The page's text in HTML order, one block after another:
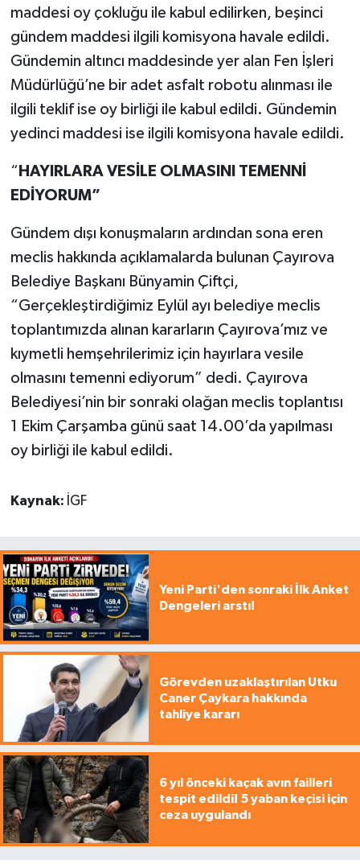
maddesi oy çokluğu ile kabul edilirken, beşinci
gündem maddesi ilgili komisyona havale edildi.
Gündemin altıncı maddesinde yer alan Fen İşleri
Müdürlüğü’ne bir adet asfalt robotu alınması ile
ilgili teklif ise oy birliği ile kabul edildi. Gündemin
yedinci maddesi ise ilgili komisyona havale edildi.
“ HAYIRLARA VESİLE OLMASINI TEMENNİ
EDİYORUM”
Gündem dışı konuşmaların ardından sona eren
meclis hakkında açıklamalarda bulunan Çayırova
Belediye Başkanı Bünyamin Çiftçi,
“Gerçekleştirdiğimiz Eylül ayı belediye meclis
toplantımızda alınan kararların Çayırova’mız ve
kıymetli hemşehrilerimiz için hayırlara vesile
olmasını temenni ediyorum” dedi. Çayırova
Belediyesi’nin bir sonraki olağan meclis toplantısı
1 Ekim Çarşamba günü saat 14.00’da yapılması
oy birliği ile kabul edildi.
Kaynak: İGF
Yeni Parti'den sonraki İlk Anket
Dengeleri arstı!
Görevden uzaklaştırılan Utku
Caner Çaykara hakkında
tahliye kararı
6 yıl önceki kaçak avın failleri
tespit edildi! 5 yaban keçisi için
ceza uygulandı